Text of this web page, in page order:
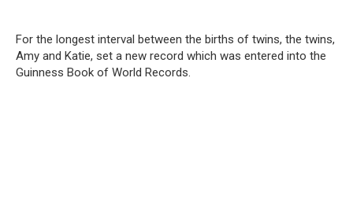
For the longest interval between the births of twins, the twins,
Amy and Katie, set a new record which was entered into the
Guinness Book of World Records.